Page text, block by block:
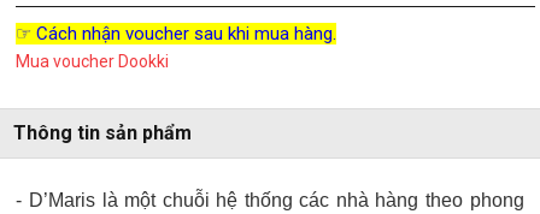
☞ Cách nhận voucher sau khi mua hàng.
Mua voucher Dookki
Thông tin sản phẩm
- D’Maris là một chuỗi hệ thống các nhà hàng theo phong